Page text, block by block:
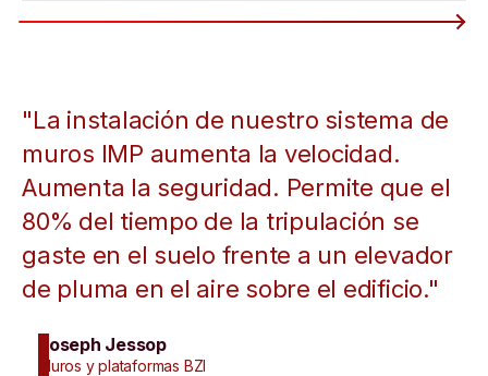
"La instalación de nuestro sistema de
muros IMP aumenta la velocidad.
Aumenta la seguridad. Permite que el
80% del tiempo de la tripulación se
gaste en el suelo frente a un elevador
de pluma en el aire sobre el edificio."
Joseph Jessop
Muros y plataformas BZI